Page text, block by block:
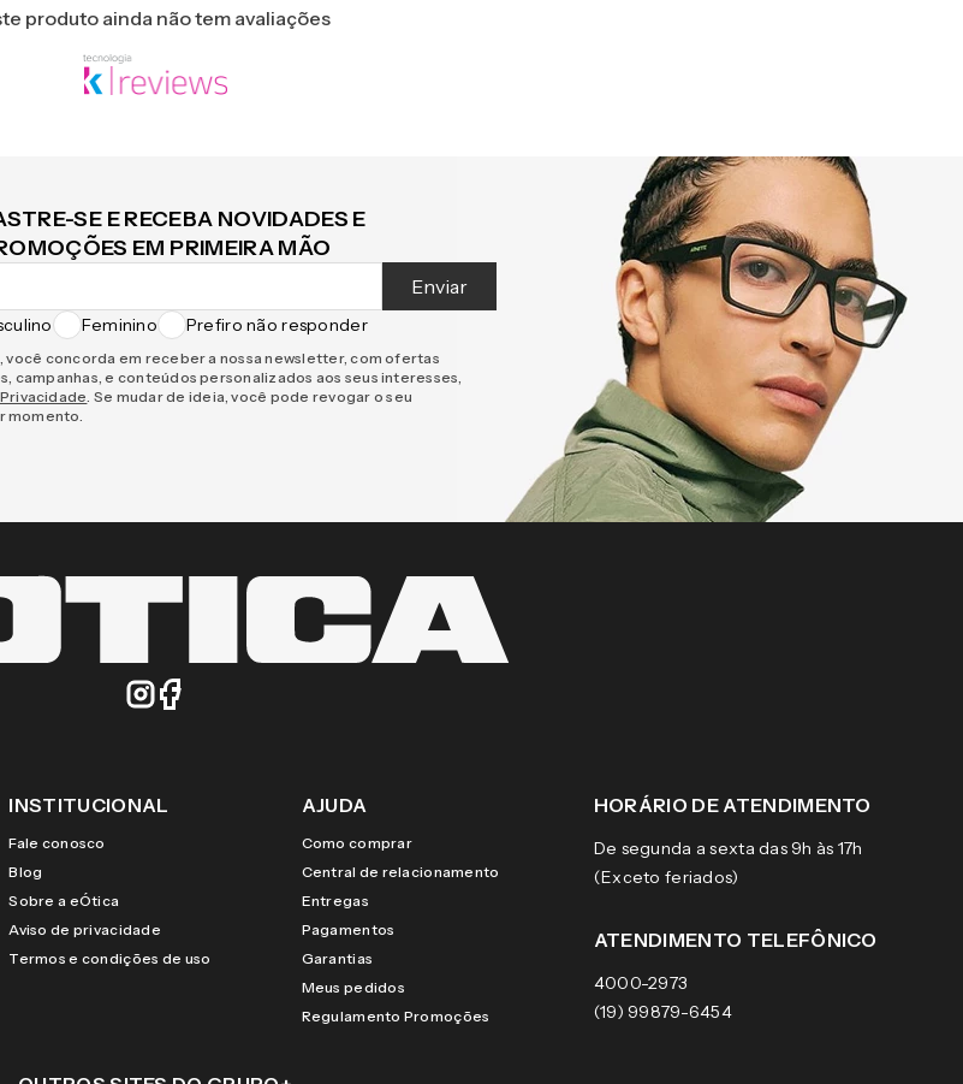
produto ainda não tem avaliações
SE E RECEBA NOVIDADES E
EM PRIMEIRA MÃO
Enviar
Feminino Prefiro não responder
você concorda em receber a nossa newsletter, com ofertas
campanhas, e conteúdos personalizados aos seus interesses,
. Se mudar de ideia, você pode revogar o seu
momento.
INSTITUCIONAL
Fale conosco
Blog
Sobre a eÓtica
Aviso de privacidade
Termos e condições de uso
AJUDA
Como comprar
Central de relacionamento
Entregas
Pagamentos
Garantias
Meus pedidos
Regulamento Promoções
HORÁRIO DE ATENDIMENTO
De segunda a sexta das 9h às 17h
(Exceto feriados)
ATENDIMENTO TELEFÔNICO
4000-2973
(19) 99879-6454